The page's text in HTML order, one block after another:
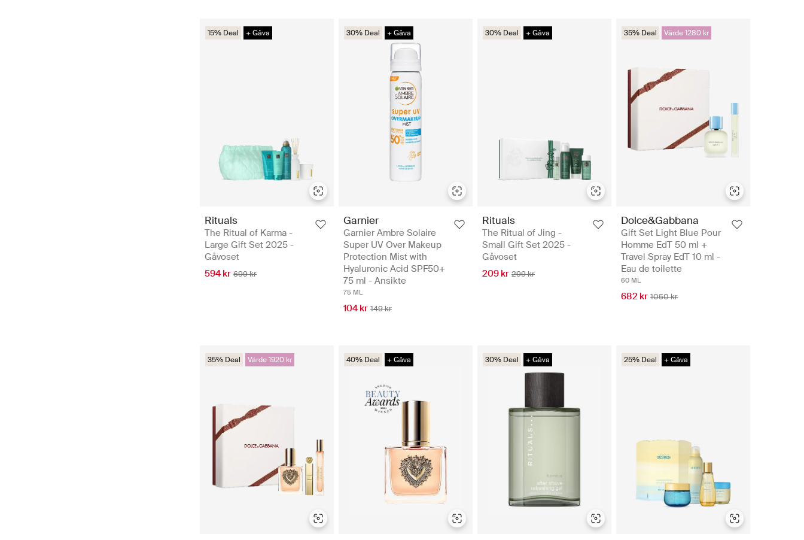
15% Deal + Gåva
Rituals
The Ritual of Karma -
Large Gift Set 2025 -
Gåvoset
594 kr 699 kr
30% Deal + Gåva
Garnier
Garnier Ambre Solaire
Super UV Over Makeup
Protection Mist with
Hyaluronic Acid SPF50+
75 ml - Ansikte
75 ML
104 kr 149 kr
30% Deal + Gåva
Rituals
The Ritual of Jing -
Small Gift Set 2025 -
Gåvoset
209 kr 299 kr
35% Deal Värde 1280 kr
Dolce&Gabbana
Gift Set Light Blue Pour
Homme EdT 50 ml +
Travel Spray EdT 10 ml -
Eau de toilette
60 ML
682 kr 1050 kr
35% Deal Värde 1920 kr 40% Deal + Gåva 30% Deal + Gåva 25% Deal + Gåva